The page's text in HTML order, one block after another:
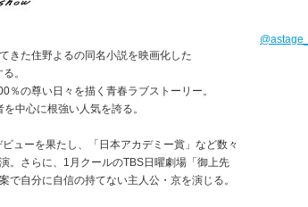
きた住野よるの同名小説を映画化した
。
％の尊い日々を描く青春ラブストーリー。
中心に根強い人気を誇る。
ューを果たし、「日本アカデミー賞」など数々
。さらに、1月クールのTBS日曜劇場「御上先
自分に自信の持てない主人公・京を演じる。